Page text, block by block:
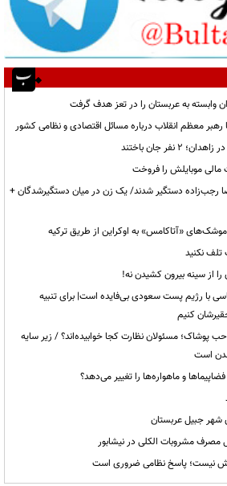
وابسته به عربستان را در تعز هدف گرفت
رهبر معظم انقلاب درباره مسائل اقتصادی و نظامی کشور
جان باختند
مالی موبایلش را فروخت
رجب‌زاده دستگیر شدند/ یک زن در میان دستگیرشدگان +
«آتاکامس» به اوکراین از طریق ترکیه
نکنید
از سینه بیرون کشیدن نه!
با رژیم پست سعودی بی‌فایده است| برای تنبیه
کنیم
پوشاک؛ مسئولان نظارت کجا خوابیده‌اند؟ / زیر سایه
است
و ماهواره‌ها را تغییر می‌دهد؟
شهر جبیل عربستان
نیست؛ پاسخ نظامی ضروری است